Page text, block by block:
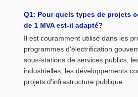
Q1: Pour quels types de projets
de 1 MVA est-il adapté?
Il est couramment utilisé dans les
programmes d'électrification
sous-stations de services publics,
industrielles, les développements
projets d'infrastructure publique.